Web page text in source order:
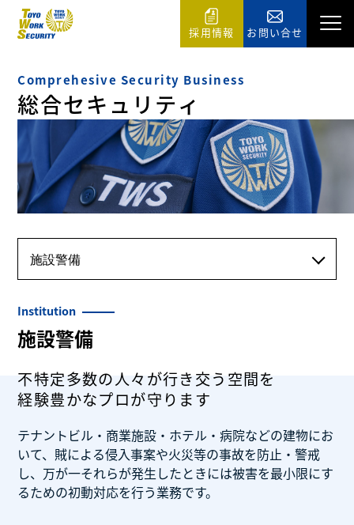
採用情報 お問い合せ
Comprehesive Security Business
総合セキュリティ
Institution
施設警備
不特定多数の人々が行き交う空間を
経験豊かなプロが守ります
テナントビル・商業施設・ホテル・病院などの建物にお
いて、賊による侵入事案や火災等の事故を防止・警戒
し、万が一それらが発生したときには被害を最小限にす
るための初動対応を行う業務です。